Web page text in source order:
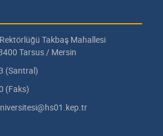
Takbaş Mahallesi
Tarsus / Mersin
(Santral)
(Faks)